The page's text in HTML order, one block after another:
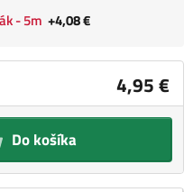
4,95 €
Do košíka
- 5m +4,08 €